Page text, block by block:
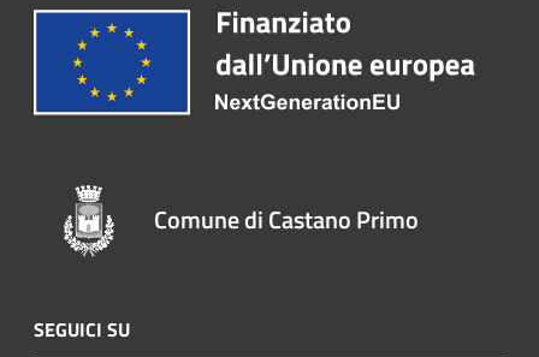
Comune di Castano Primo
SEGUICI SU